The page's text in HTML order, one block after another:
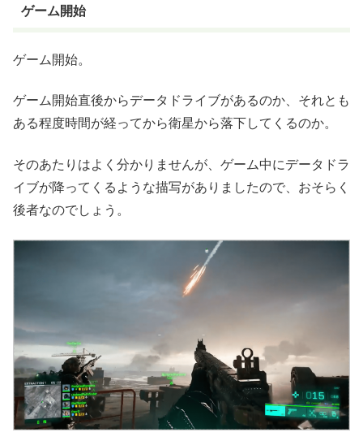
ゲーム開始
ゲーム開始。
ゲーム開始直後からデータドライブがあるのか、それとも
ある程度時間が経ってから衛星から落下してくるのか。
そのあたりはよく分かりませんが、ゲーム中にデータドラ
イブが降ってくるような描写がありましたので、おそらく
後者なのでしょう。